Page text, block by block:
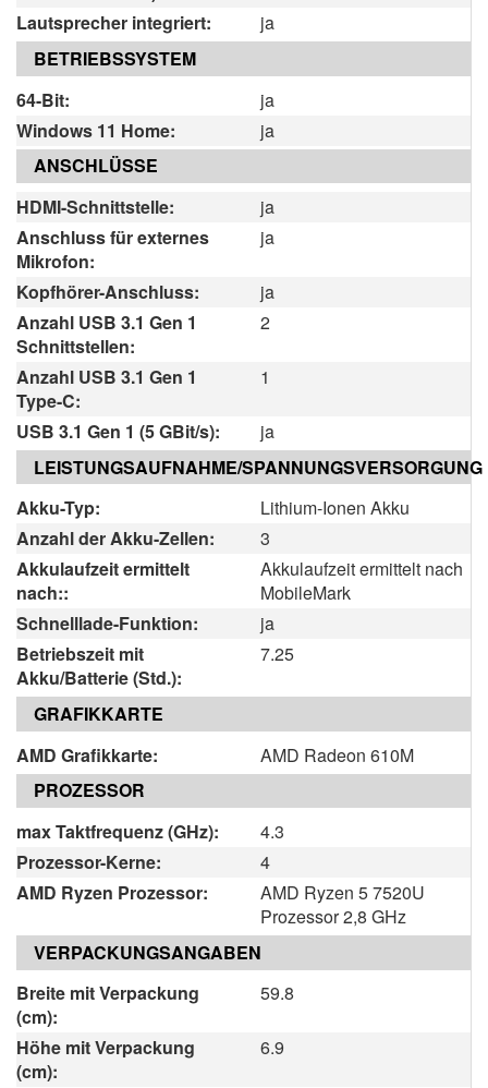
Lautsprecher integriert:
ja
BETRIEBSSYSTEM
64-Bit:
ja
Windows 11 Home:
ja
ANSCHLÜSSE
HDMI-Schnittstelle:
ja
Anschluss für externes
Mikrofon:
ja
Kopfhörer-Anschluss:
ja
Anzahl USB 3.1 Gen 1
Schnittstellen:
2
Anzahl USB 3.1 Gen 1
Type-C:
1
USB 3.1 Gen 1 (5 GBit/s):
ja
LEISTUNGSAUFNAHME/SPANNUNGSVERSORGUNG
Akku-Typ:
Lithium-Ionen Akku
Anzahl der Akku-Zellen:
3
Akkulaufzeit ermittelt
nach::
Akkulaufzeit ermittelt nach
MobileMark
Schnelllade-Funktion:
ja
Betriebszeit mit
Akku/Batterie (Std.):
7.25
GRAFIKKARTE
AMD Grafikkarte:
AMD Radeon 610M
PROZESSOR
max Taktfrequenz (GHz):
4.3
Prozessor-Kerne:
4
AMD Ryzen Prozessor:
AMD Ryzen 5 7520U
Prozessor 2,8 GHz
VERPACKUNGSANGABEN
Breite mit Verpackung
(cm):
59.8
Höhe mit Verpackung
(cm):
6.9